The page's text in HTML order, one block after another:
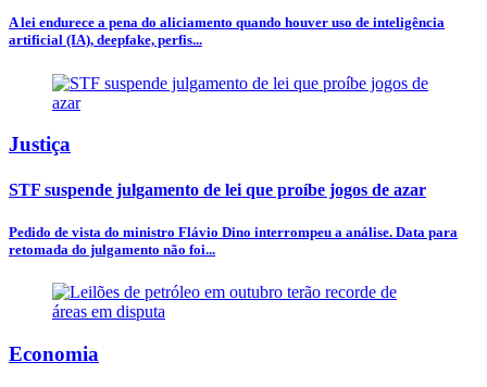
A lei endurece a pena do aliciamento quando houver uso de inteligência
artificial (IA), deepfake, perfis...
Justiça
STF suspende julgamento de lei que proíbe jogos de azar
Pedido de vista do ministro Flávio Dino interrompeu a análise. Data para
retomada do julgamento não foi...
Economia